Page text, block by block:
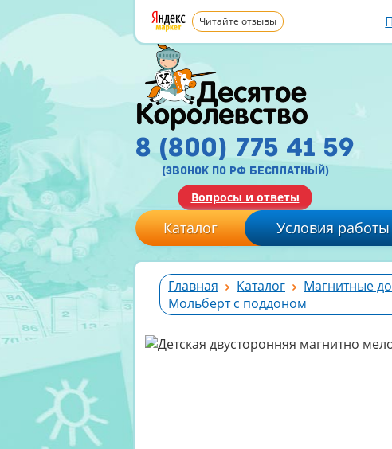
Читайте отзывы
8 (800) 775 41 59
(звонок по рф бесплатный)
Вопросы и ответы
Каталог Условия работы
Главная Каталог Магнитные
Мольберт с поддоном